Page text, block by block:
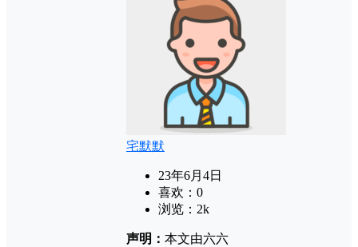
宅默默
23年6月4日
喜欢： 0
浏览： 2k
声明： 本文由六六